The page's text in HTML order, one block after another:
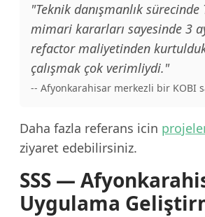
"Teknik danışmanlık sürecinde
mimari kararları sayesinde 3
refactor maliyetinden
çalışmak çok verimliydi."
-- Afyonkarahisar merkezli bir KOBI
Daha fazla referans icin
ziyaret edebilirsiniz.
SSS —
Uygulama